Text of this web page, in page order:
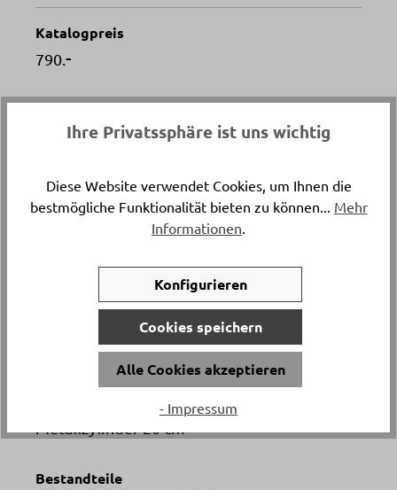
Katalogpreis
790.-
10140025..
Versand & Lieferung
Lieferung und Montage
Buche weiss lackiert 8007
Bestandteile
Ihre Privatssphäre ist uns wichtig
Diese Website verwendet Cookies, um Ihnen die
bestmögliche Funktionalität bieten zu können... Mehr
Informationen
Konfigurieren
Cookies speichern
Alle Cookies akzeptieren
- Impressum